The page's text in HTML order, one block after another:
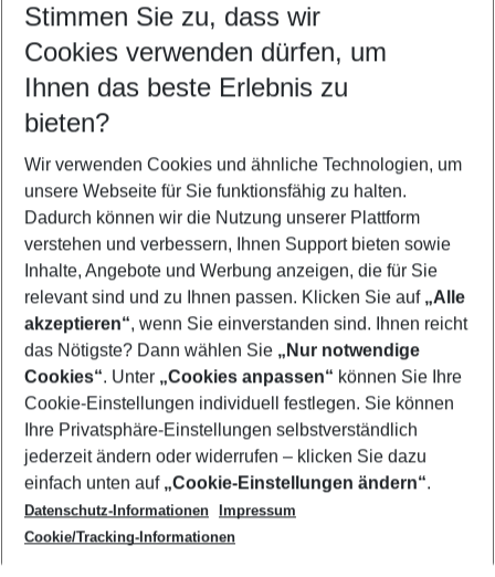
Abflughafen wählen
Beliebiger Abflughafen
Reisezeitraum wählen
10.08.26– 08.08.27 5-8 Nächte
2 Erwachsene Keine Kinder
Mehr Filter anzeigen
Footer
Footer navigation
Über uns
AGB
Cookie-Einstellungen ändern
Cookie-Richtlinie
Datenschutz
Service & Hilfe
Barrierefreies Reisen
Check-in
Folgen Sie uns
Stimmen Sie zu, dass wir
Cookies verwenden dürfen, um
Ihnen das beste Erlebnis zu
bieten?
Wir verwenden Cookies und ähnliche Technologien, um
unsere Webseite für Sie funktionsfähig zu halten.
Dadurch können wir die Nutzung unserer Plattform
verstehen und verbessern, Ihnen Support bieten sowie
Inhalte, Angebote und Werbung anzeigen, die für Sie
relevant sind und zu Ihnen passen. Klicken Sie auf „Alle
akzeptieren“, wenn Sie einverstanden sind. Ihnen reicht
das Nötigste? Dann wählen Sie „Nur notwendige
Cookies“. Unter „Cookies anpassen“ können Sie Ihre
Cookie-Einstellungen individuell festlegen. Sie können
Ihre Privatsphäre-Einstellungen selbstverständlich
jederzeit ändern oder widerrufen – klicken Sie dazu
einfach unten auf „Cookie-Einstellungen ändern“.
Datenschutz-Informationen
Impressum
Cookie/Tracking-Informationen